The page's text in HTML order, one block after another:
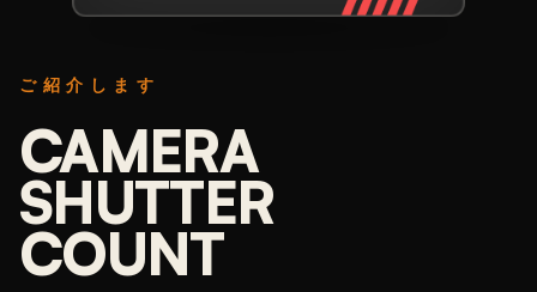
ご紹介します
CAMERA
SHUTTER
COUNT定格150,000回のうち17%を使用